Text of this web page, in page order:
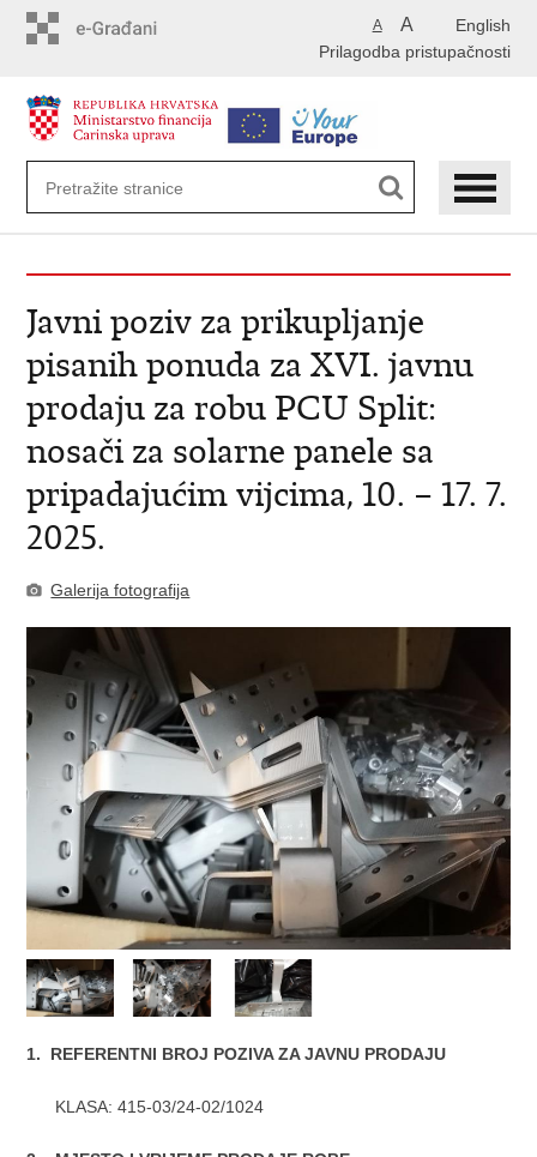
English
A A
Prilagodba pristupačnosti
Javni poziv za prikupljanje
pisanih ponuda za XVI. javnu
prodaju za robu PCU Split:
nosači za solarne panele sa
pripadajućim vijcima, 10. – 17. 7.
2025.
Galerija fotografija
1. REFERENTNI BROJ POZIVA ZA JAVNU PRODAJU
KLASA: 415-03/24-02/1024